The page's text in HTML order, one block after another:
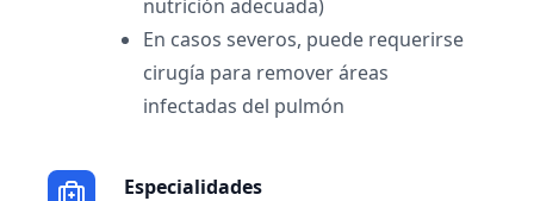
nutrición adecuada)
En casos severos, puede requerirse
cirugía para remover áreas
infectadas del pulmón
Especialidades